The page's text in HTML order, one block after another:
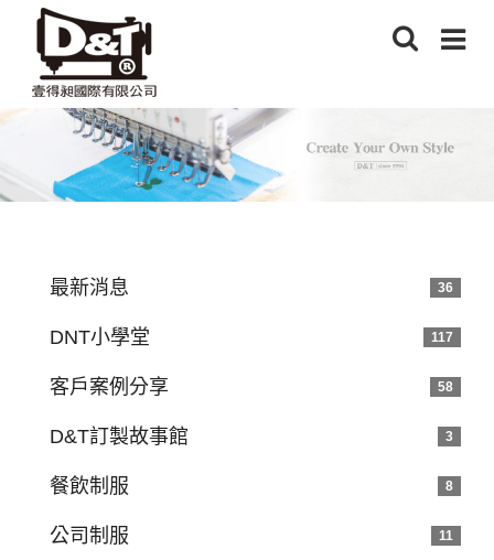
最新消息 36
DNT小學堂 117
客戶案例分享 58
D&T訂製故事館 3
餐飲制服 8
公司制服 11